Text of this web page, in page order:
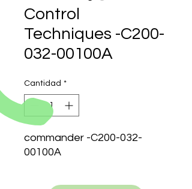
Control
Techniques -C200-
032-00100A
Cantidad *
commander -C200-032-
00100A